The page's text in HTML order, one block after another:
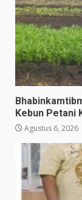
Kebun Petani
Agustus 6, 2026